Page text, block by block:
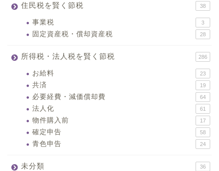
住民税を賢く節税 38
事業税 3
固定資産税・償却資産税 28
所得税・法人税を賢く節税 286
お給料 23
共済 19
必要経費・減価償却費 64
法人化 61
物件購入前 17
確定申告 58
青色申告 24
未分類 36